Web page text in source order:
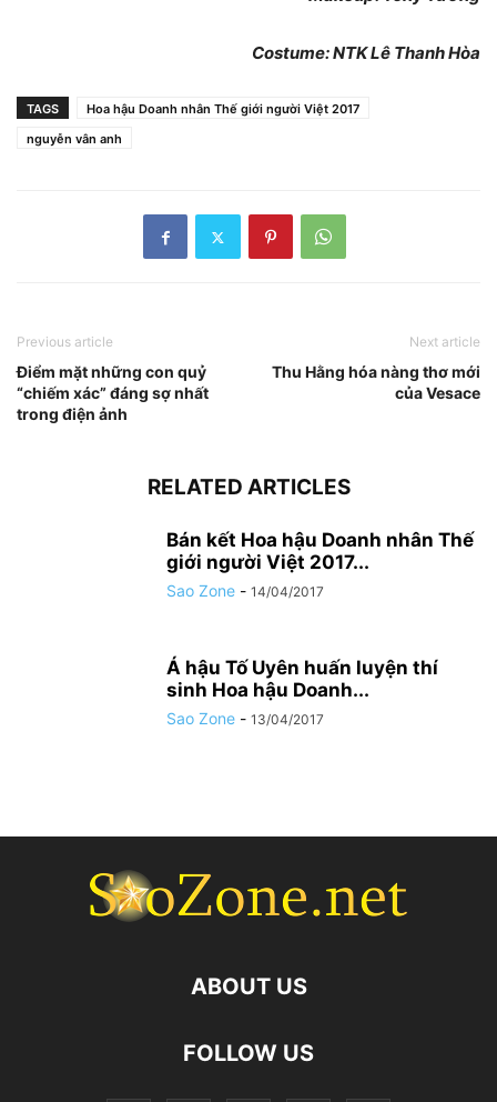
Costume: NTK Lê Thanh Hòa
TAGS
Hoa hậu Doanh nhân Thế giới người Việt 2017
nguyễn vân anh
Previous article
Điểm mặt những con quỷ
“chiếm xác” đáng sợ nhất
trong điện ảnh
Next article
Thu Hằng hóa nàng thơ mới
của Vesace
RELATED ARTICLES
Bán kết Hoa hậu Doanh nhân Thế
giới người Việt 2017...
Sao Zone - 14/04/2017
Á hậu Tố Uyên huấn luyện thí
sinh Hoa hậu Doanh...
Sao Zone - 13/04/2017
ABOUT US
FOLLOW US